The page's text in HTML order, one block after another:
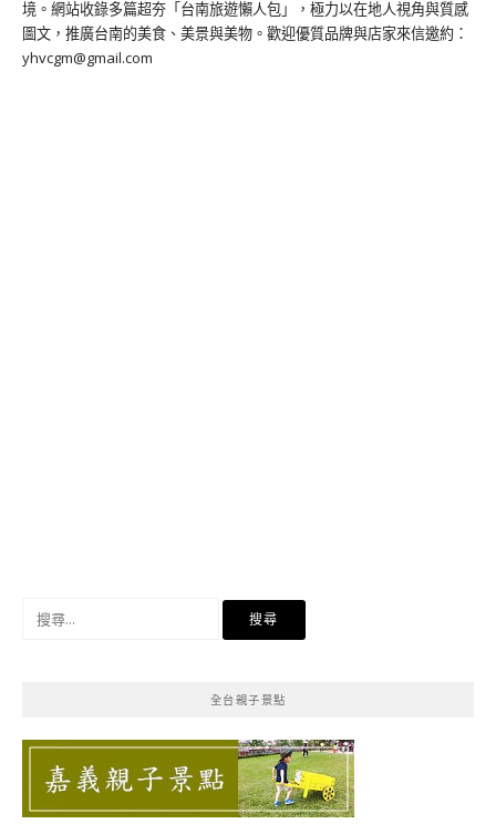
境。網站收錄多篇超夯「台南旅遊懶人包」，極力以在地人視角與質感
圖文，推廣台南的美食、美景與美物。歡迎優質品牌與店家來信邀約：
yhvcgm@gmail.com
全台親子景點